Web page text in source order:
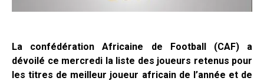
La confédération Africaine de Football (CAF) a
dévoilé ce mercredi la liste des joueurs retenus pour
les titres de meilleur joueur africain de l’année et de